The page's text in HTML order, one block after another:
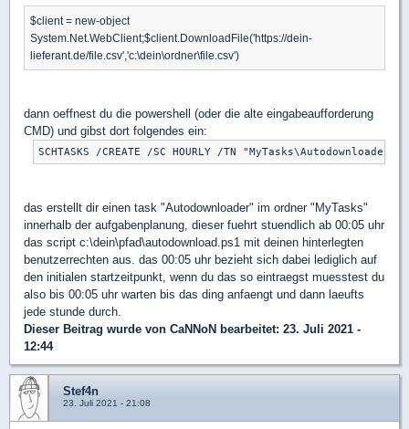
$client = new-object
System.Net.WebClient;$client.DownloadFile('https://dein-
lieferant.de/file.csv','c:\dein\ordner\file.csv')
dann oeffnest du die powershell (oder die alte eingabeaufforderung
CMD) und gibst dort folgendes ein:
das erstellt dir einen task "Autodownloader" im ordner "MyTasks"
innerhalb der aufgabenplanung, dieser fuehrt stuendlich ab 00:05 uhr
das script c:\dein\pfad\autodownload.ps1 mit deinen hinterlegten
benutzerrechten aus. das 00:05 uhr bezieht sich dabei lediglich auf
den initialen startzeitpunkt, wenn du das so eintraegst muesstest du
also bis 00:05 uhr warten bis das ding anfaengt und dann laeufts
jede stunde durch.
Dieser Beitrag wurde von CaNNoN bearbeitet: 23. Juli 2021 -
12:44
Stef4n
23. Juli 2021 - 21:08